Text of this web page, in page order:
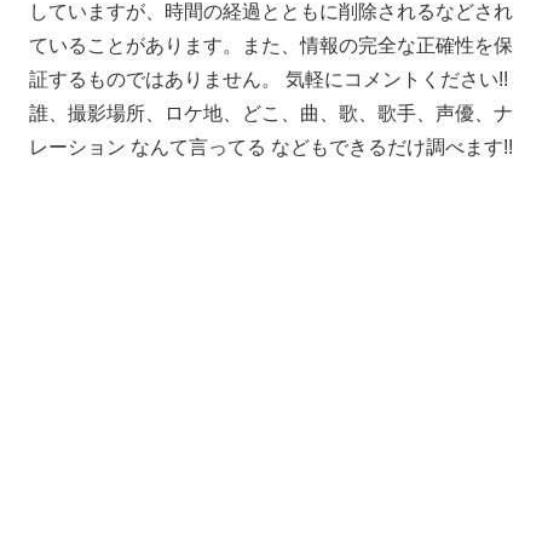
していますが、時間の経過とともに削除されるなどされ
ていることがあります。また、情報の完全な正確性を保
証するものではありません。 気軽にコメントください!!
誰、撮影場所、ロケ地、どこ、曲、歌、歌手、声優、ナ
レーション なんて言ってる などもできるだけ調べます!!